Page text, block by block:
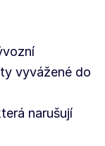
vyvážené do
narušují